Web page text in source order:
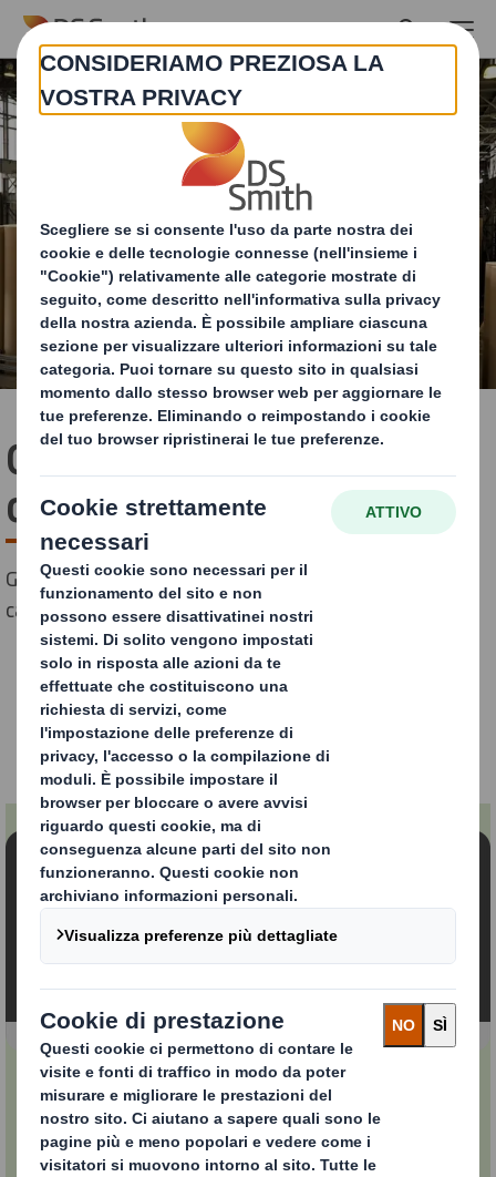
Skip to main content
Come viene prodotta la
carta?
Guida completa al nostro processo di produzione della
carta
Contenuto bloccato
Per poter visualizzare questo video, è necessario
accettare i "functional" cookies
Come viene prodotta la
carta?